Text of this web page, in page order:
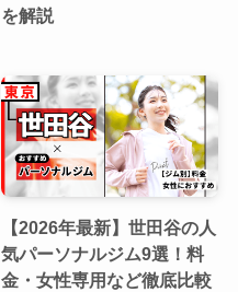
を解説
【2026年最新】世田谷の人
気パーソナルジム9選！料
金・女性専用など徹底比較